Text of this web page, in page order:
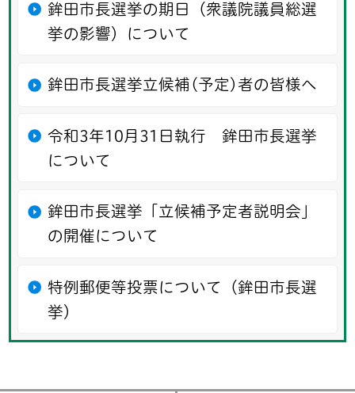
鉾田市長選挙の期日（衆議院議員総選
挙の影響）について
鉾田市長選挙立候補(予定)者の皆様へ
令和3年10月31日執行 鉾田市長選挙
について
鉾田市長選挙「立候補予定者説明会」
の開催について
特例郵便等投票について（鉾田市長選
挙）